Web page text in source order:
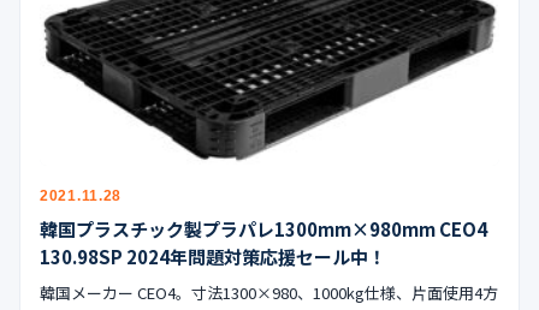
2021.11.28
韓国プラスチック製プラパレ1300mm×980mm CEO4
130.98SP 2024年問題対策応援セール中！
韓国メーカー CEO4。寸法1300×980、1000kg仕様、片面使用4方